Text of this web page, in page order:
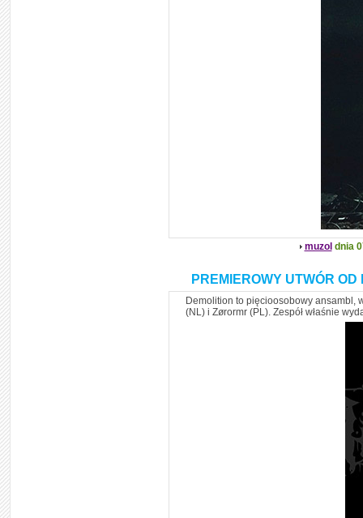
muzol dnia
PREMIEROWY UTWÓR OD
Demolition to pięcioosobowy ansambl,
(NL) i Zørormr (PL). Zespół właśnie